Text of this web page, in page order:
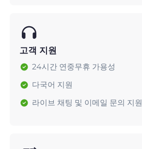
고객 지원
24시간 연중무휴 가용성
다국어 지원
라이브 채팅 및 이메일 문의 지원